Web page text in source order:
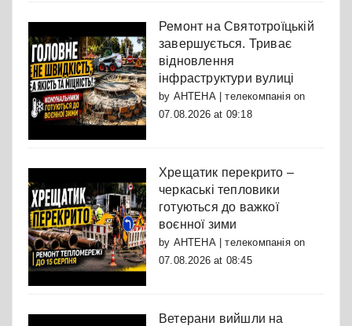
Ремонт на Святотроїцькій
завершується. Триває
відновлення
інфраструктури вулиці
by АНТЕНА | телекомпаніяon
07.08.2026 at 09:18
Хрещатик перекрито –
черкаські тепловики
готуються до важкої
воєнної зими
by АНТЕНА | телекомпаніяon
07.08.2026 at 08:45
Ветерани вийшли на